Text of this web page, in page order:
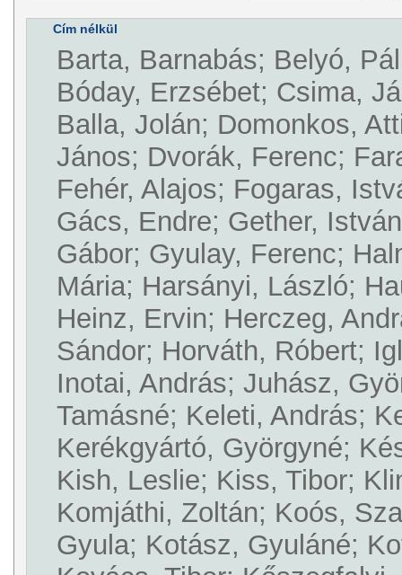
Cím nélkül
Barta, Barnabás; Belyó,
Bóday, Erzsébet; Csima,
Balla, Jolán; Domonkos,
János; Dvorák, Ferenc;
Fehér, Alajos; Fogaras,
Gács, Endre; Gether,
Gábor; Gyulay, Ferenc;
Mária; Harsányi, László;
Heinz, Ervin; Herczeg,
Sándor; Horváth, Róbert;
Inotai, András; Juhász,
Tamásné; Keleti, András;
Kerékgyártó, Györgyné;
Kish, Leslie; Kiss, Tibor;
Komjáthi, Zoltán; Koós,
Gyula; Kotász, Gyuláné;